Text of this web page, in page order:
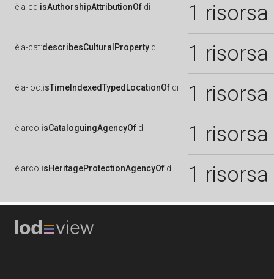
è a-cd:isAuthorshipAttributionOf di 1 risorsa
è a-cat:describesCulturalProperty di 1 risorsa
è a-loc:isTimeIndexedTypedLocationOf di 1 risorsa
è arco:isCataloguingAgencyOf di 1 risorsa
è arco:isHeritageProtectionAgencyOf di 1 risorsa